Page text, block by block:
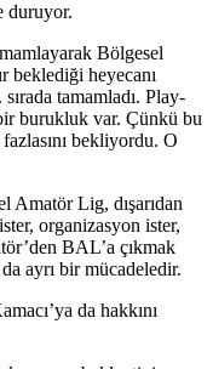
duruyor.
Bölgesel
beklediği heyecanı
tamamladı. Play-
burukluk var. Çünkü bu
bekliyordu. O
Amatör Lig, dışarıdan
organizasyon ister,
BAL’a çıkmak
ayrı bir mücadeledir.
da hakkını